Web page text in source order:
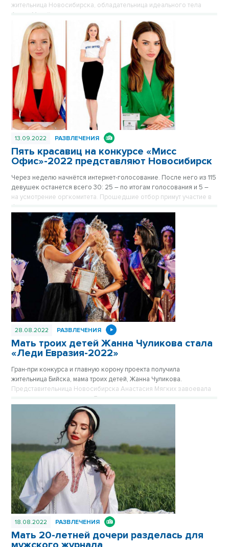
жительница Новосибирска, обладательница идеального тела
Алиса Михайленко.
13.09.2022 РАЗВЛЕЧЕНИЯ
Пять красавиц на конкурсе «Мисс
Офис»-2022 представляют Новосибирск
Через неделю начнётся интернет-голосование. После него из 115
девушек останется всего 30: 25 – по итогам голосования и 5 –
на усмотрение оргкомитета. Прошедшие отбор примут участие в
финальном шоу.
28.08.2022 РАЗВЛЕЧЕНИЯ
Мать троих детей Жанна Чуликова стала
«Леди Евразия-2022»
Гран-при конкурса и главную корону проекта получила
жительница Бийска, мама троих детей, Жанна Чуликова.
Представительница Новосибирска Анастасия Мягких завоевала
специальную номинацию «Достояние региона» за лучшее
представление родного региона. В этом году в конкурсе приняли
участие 19 женщин из 10 городов России.
18.08.2022 РАЗВЛЕЧЕНИЯ
Мать 20-летней дочери разделась для